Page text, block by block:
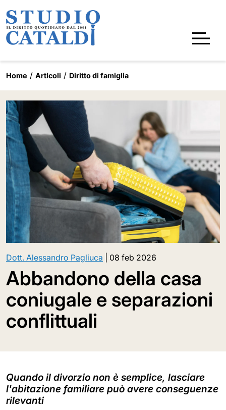
Home Articoli Diritto di famiglia
Dott. Alessandro Pagliuca 08 feb 2026
Abbandono della casa
coniugale e separazioni
conflittuali
Quando il divorzio non è semplice, lasciare
l'abitazione familiare può avere conseguenze
rilevanti